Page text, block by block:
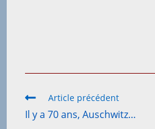
Read
more
articles
Article précédent
Il y a 70 ans, Auschwitz…